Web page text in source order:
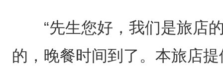
“先生您好，我们是旅店的
的，晚餐时间到了。本旅店